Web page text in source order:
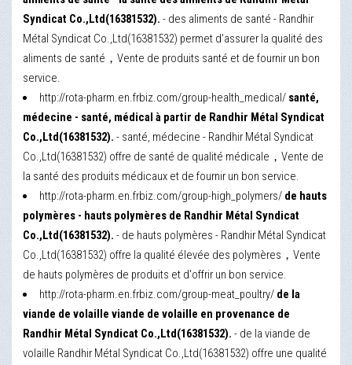
Syndicat Co.,Ltd(16381532). - des aliments de santé - Randhir
Métal Syndicat Co.,Ltd(16381532) permet d'assurer la qualité des
aliments de santé，Vente de produits santé et de fournir un bon
service.
http://rota-pharm.en.frbiz.com/group-health_medical/ santé,
médecine - santé, médical à partir de Randhir Métal Syndicat
Co.,Ltd(16381532). - santé, médecine - Randhir Métal Syndicat
Co.,Ltd(16381532) offre de santé de qualité médicale，Vente de
la santé des produits médicaux et de fournir un bon service.
http://rota-pharm.en.frbiz.com/group-high_polymers/ de hauts
polymères - hauts polymères de Randhir Métal Syndicat
Co.,Ltd(16381532). - de hauts polymères - Randhir Métal Syndicat
Co.,Ltd(16381532) offre la qualité élevée des polymères，Vente
de hauts polymères de produits et d'offrir un bon service.
http://rota-pharm.en.frbiz.com/group-meat_poultry/ de la
viande de volaille viande de volaille en provenance de
Randhir Métal Syndicat Co.,Ltd(16381532). - de la viande de
volaille Randhir Métal Syndicat Co.,Ltd(16381532) offre une qualité